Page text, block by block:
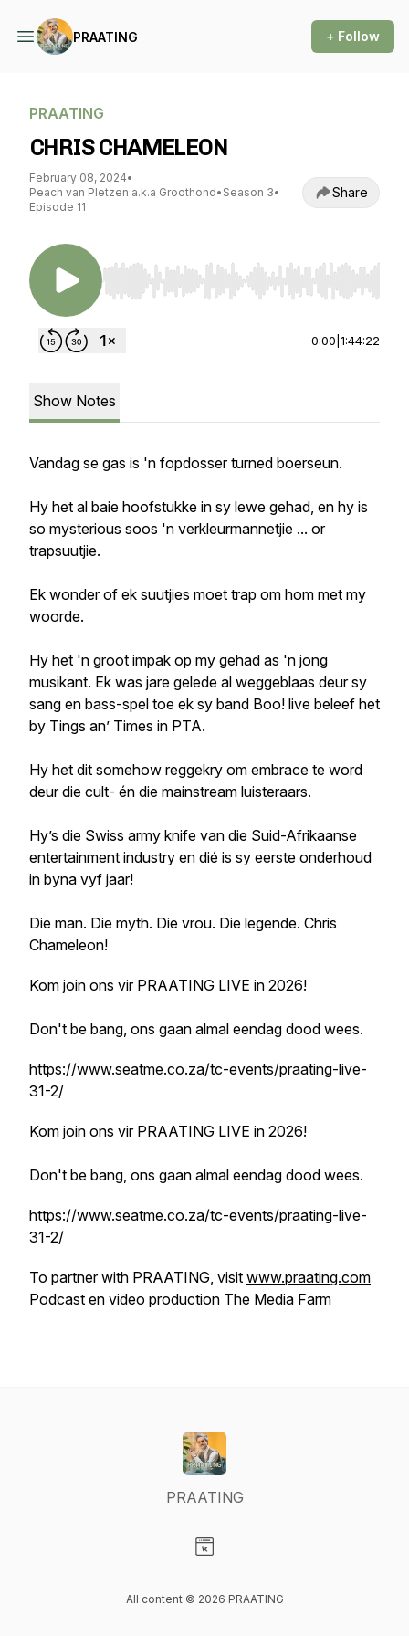
PRAATING + Follow
PRAATING
CHRIS CHAMELEON
February 08, 2024•
Peach van Pletzen a.k.a Groothond• Season 3•
Episode 11
Share
Use Left/Right to seek, Home/End to jump to
0:00 1:44:22
Show Notes
Vandag se gas is 'n fopdosser turned boerseun.
Hy het al baie hoofstukke in sy lewe gehad, en hy is
so mysterious soos 'n verkleurmannetjie ... or
trapsuutjie.
Ek wonder of ek suutjies moet trap om hom met my
woorde.
Hy het 'n groot impak op my gehad as 'n jong
musikant. Ek was jare gelede al weggeblaas deur sy
sang en bass-spel toe ek sy band Boo! live beleef het
by Tings an’ Times in PTA.
Hy het dit somehow reggekry om embrace te word
deur die cult- én die mainstream luisteraars.
Hy’s die Swiss army knife van die Suid-Afrikaanse
entertainment industry en dié is sy eerste onderhoud
in byna vyf jaar!
Die man. Die myth. Die vrou. Die legende. Chris
Chameleon!
Kom join ons vir PRAATING LIVE in 2026!
Don't be bang, ons gaan almal eendag dood wees.
https://www.seatme.co.za/tc-events/praating-live-
31-2/
Kom join ons vir PRAATING LIVE in 2026!
Don't be bang, ons gaan almal eendag dood wees.
https://www.seatme.co.za/tc-events/praating-live-
31-2/
To partner with PRAATING, visit www.praating.com
Podcast en video production The Media Farm
PRAATING
All content © 2026 PRAATING